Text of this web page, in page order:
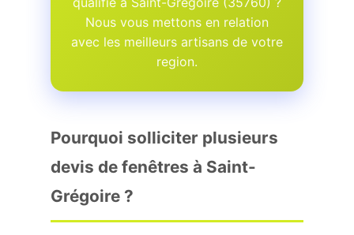
Nous vous mettons en relation
avec les meilleurs artisans de votre
region.
Pourquoi solliciter plusieurs
devis de fenêtres à Saint-
Grégoire ?